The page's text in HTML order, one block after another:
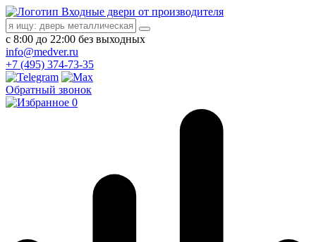
Входные двери от производителя
с 8:00 до 22:00 без выходных
info@medver.ru
+7 (495) 374-73-35
Обратный звонок
0